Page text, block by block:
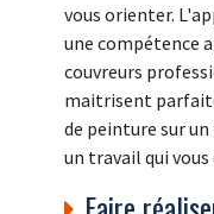
vous orienter.
une compétence
couvreurs
maitrisent
de peinture sur
un travail qui